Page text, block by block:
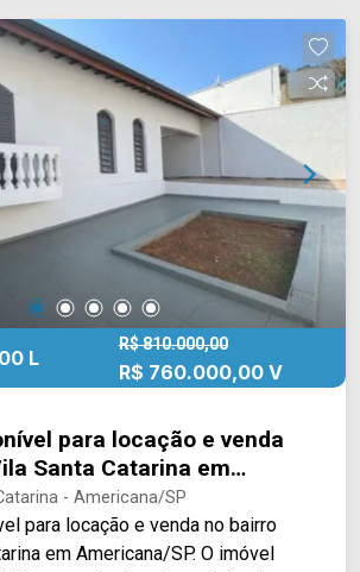
WhatsApp e Telefone Arbix:
em
L
R$ 810.000,00
R$ 760.000,00 V
para locação e venda
Santa Catarina em
- Americana/SP
para locação e venda no bairro
em Americana/SP. O imóvel